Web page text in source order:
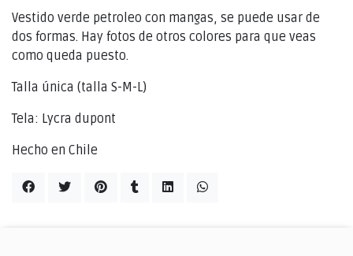
Vestido verde petroleo con mangas, se puede usar de
dos formas. Hay fotos de otros colores para que veas
como queda puesto.
Talla única (talla S-M-L)
Tela: Lycra dupont
Hecho en Chile